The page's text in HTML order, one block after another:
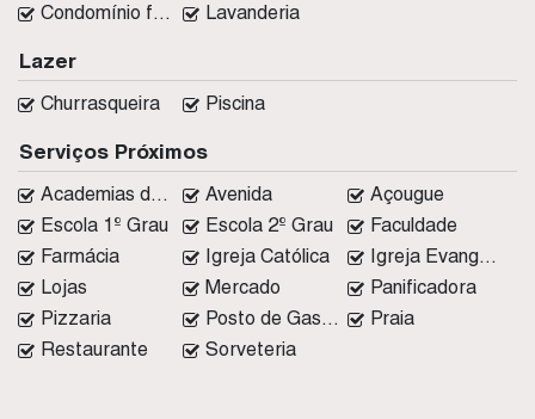
Serviços Próximos
Academias de ginástica Avenida
Açougue
Escola 1º Grau
Escola 2º Grau
Faculdade
Farmácia
Igreja Católica
Igreja Evangélica
Lojas
Mercado
Panificadora
Pizzaria
Posto de Gasolina
Praia
Restaurante
Sorveteria
Lazer
Churrasqueira Piscina
Condomínio fechado Lavanderia